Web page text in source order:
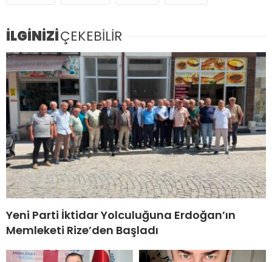
İLGİNİZİÇEKEBİLİR
Yeni Parti İktidar Yolculuğuna Erdoğan’ın
Memleketi Rize’den Başladı